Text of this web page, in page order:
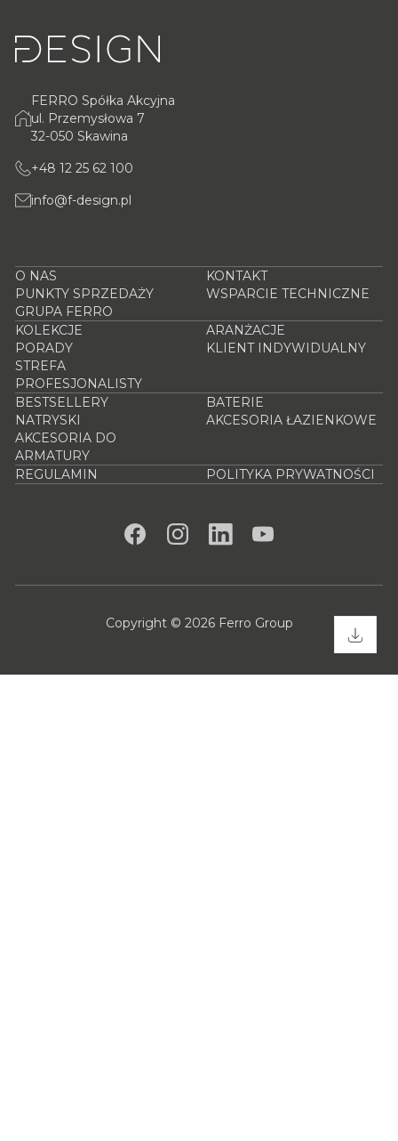
FERRO Spółka Akcyjna
ul. Przemysłowa 7
32-050 Skawina
+48 12 25 62 100
info@f-design.pl
O NAS
KONTAKT
PUNKTY SPRZEDAŻY
WSPARCIE TECHNICZNE
GRUPA FERRO
KOLEKCJE
ARANŻACJE
PORADY
KLIENT INDYWIDUALNY
STREFA
PROFESJONALISTY
BESTSELLERY
BATERIE
NATRYSKI
AKCESORIA ŁAZIENKOWE
AKCESORIA DO
ARMATURY
REGULAMIN
POLITYKA PRYWATNOŚCI
Copyright © 2026 Ferro Group